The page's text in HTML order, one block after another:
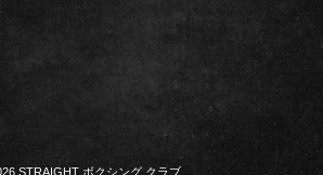
STRAIGHT ボクシング クラブ.